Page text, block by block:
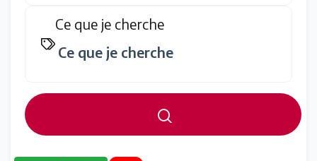
Ce que je cherche